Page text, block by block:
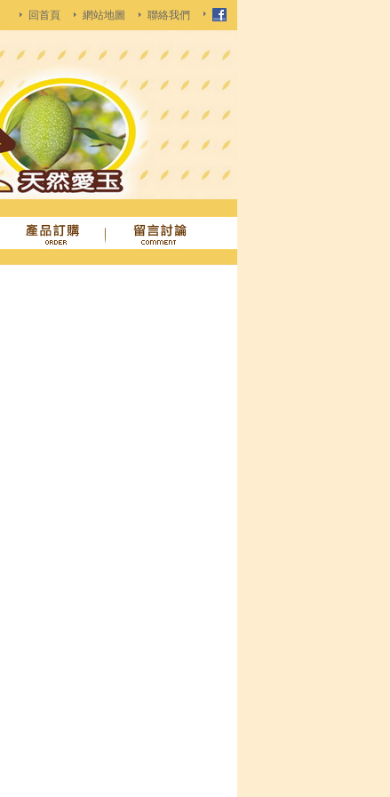
回首頁 網站地圖 聯絡我們